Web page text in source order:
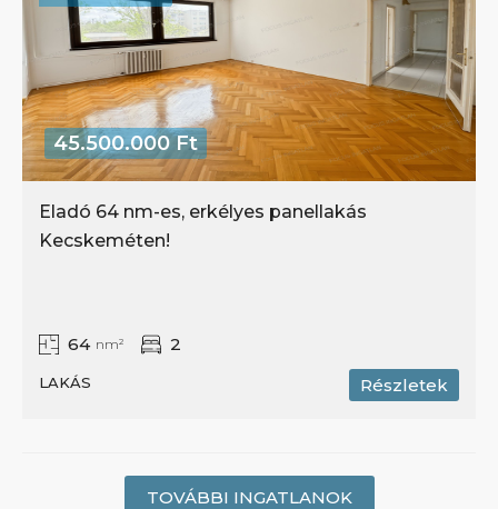
45.500.000 Ft
Eladó 64 nm-es, erkélyes panellakás
Kecskeméten!
64 nm² 2
LAKÁS Részletek
TOVÁBBI INGATLANOK